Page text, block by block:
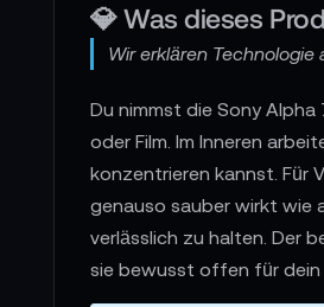
💎 Was dieses
Wir erklären Technologie
Du nimmst die Sony
oder Film. Im Inneren
konzentrieren kannst. Für
genauso sauber wirkt wie
verlässlich zu halten. Der
sie bewusst offen für dein